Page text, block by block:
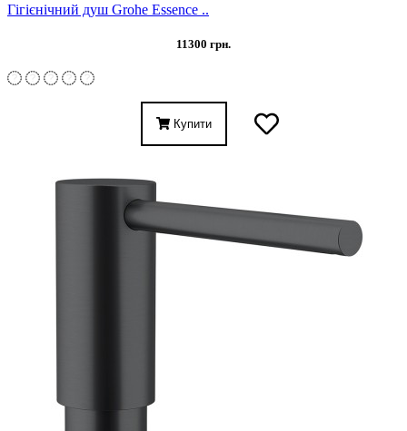
Гігієнічний душ Grohe Essence ..
11300 грн.
Купити